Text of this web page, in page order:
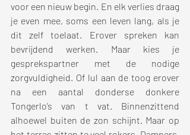
voor een nieuw begin. En elk verlies draag
je even mee, soms een leven lang, als je
dit zelf toelaat. Erover spreken kan
bevrijdend werken. Maar kies je
gesprekspartner met de nodige
zorgvuldigheid. Of lul aan de toog erover
na een aantal donderse donkere
Tongerlo’s van t vat. Binnenzittend
alhoewel buiten de zon schijnt. Maar op